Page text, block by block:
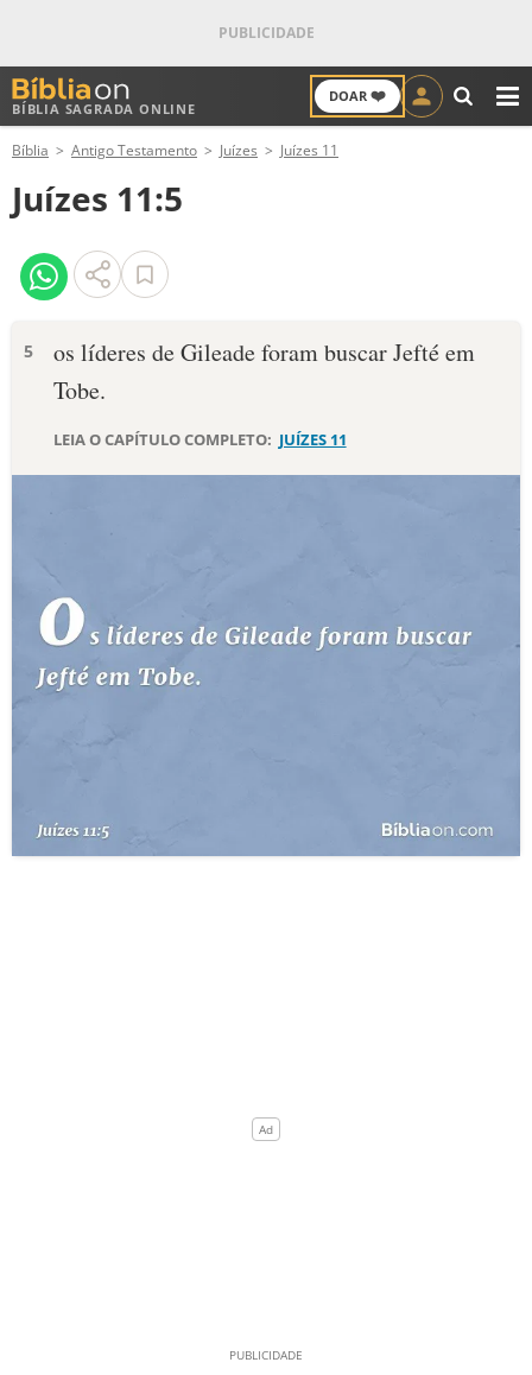
BÍBLIA SAGRADA ONLINE
DOAR ❤️
ANTIGO TESTAMENTO
NOVO TESTAMENTO
VERSÍCULOS
PALAVRA DO DIA
10 MANDAMENTOS
ESTUDOS BÍBLICOS
ESBOÇOS DE PREGAÇÃO
PERGUNTE À BÍBLIA
Bíblia Antigo Testamento Juízes Juízes 11
Juízes 11:5
5
os líderes de Gileade foram buscar Jefté em
Tobe.
LEIA O CAPÍTULO COMPLETO: JUÍZES 11